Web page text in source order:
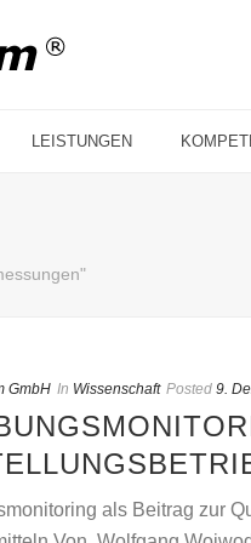
LEISTUNGEN
GmbH In Wissenschaft Posted 9.
als Beitrag zur